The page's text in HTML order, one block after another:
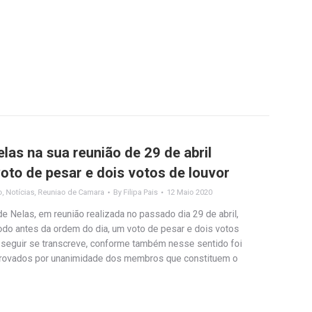
na sua reunião de 29 de abril
de pesar e dois votos de louvor
, Notícias, Reuniao de Camara By Filipa Pais 12 Maio 2020
Nelas, em reunião realizada no passado dia 29 de abril,
antes da ordem do dia, um voto de pesar e dois votos
se transcreve, conforme também nesse sentido foi
por unanimidade dos membros que constituem o